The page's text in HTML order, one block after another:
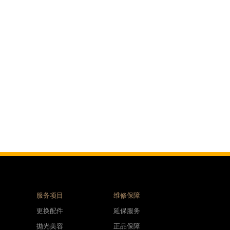
服务项目
更换配件
抛光美容
维修保障
延保服务
正品保障